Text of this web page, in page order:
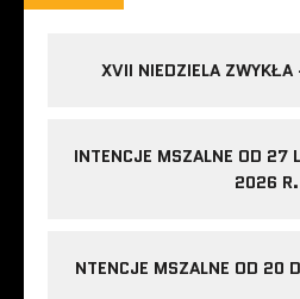
XVII NIEDZIELA
INTENCJE MSZALNE OD 27
2026 R.
NTENCJE MSZALNE OD 20